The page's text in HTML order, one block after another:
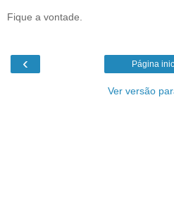
Fique a vontade.
‹ Página
Ver versão